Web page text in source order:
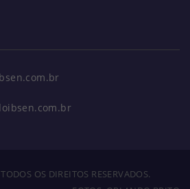
OS DIREITOS RESERVADOS.